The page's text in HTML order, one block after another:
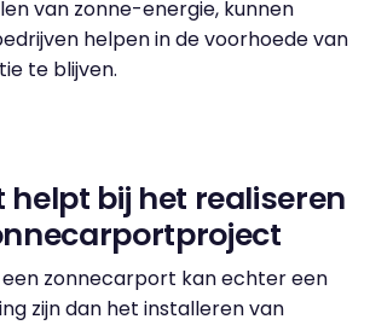
van zonne-energie, kunnen
helpen in de voorhoede van
te blijven.
helpt bij het realiseren
zonnecarport kan echter een
zijn dan het installeren van